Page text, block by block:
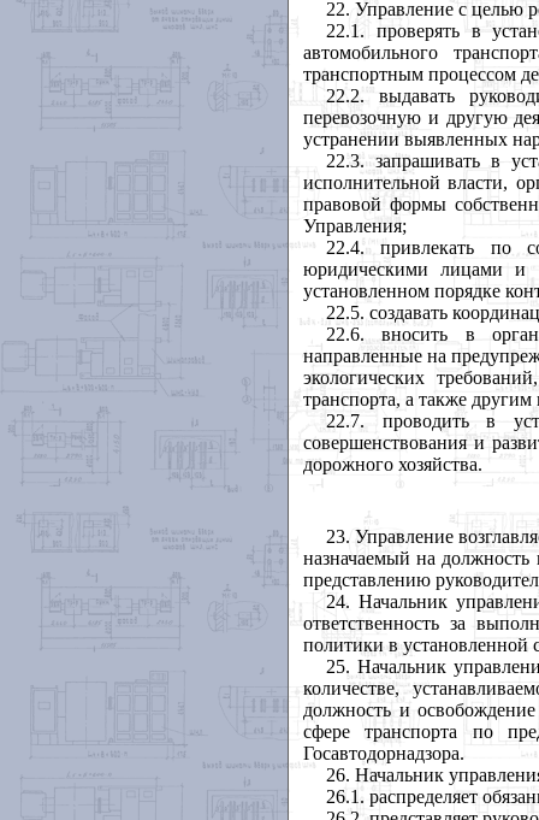
22. Управление с целью
22.1. проверять в
автомобильного
транспортным процессом
22.2. выдавать
перевозочную и другую
устранении выявленных
22.3. запрашивать в
исполнительной власти,
правовой формы
Управления;
22.4. привлекать по
юридическими лицами и
установленном порядке
22.5. создавать
22.6. вносить в
направленные на
экологических
транспорта, а также
22.7. проводить в
совершенствования и
дорожного хозяйства.
23. Управление
назначаемый на
представлению
24. Начальник
ответственность за
политики в установленной
25. Начальник
количестве,
должность и
сфере транспорта по
Госавтодорнадзора.
26. Начальник
26.1. распределяет